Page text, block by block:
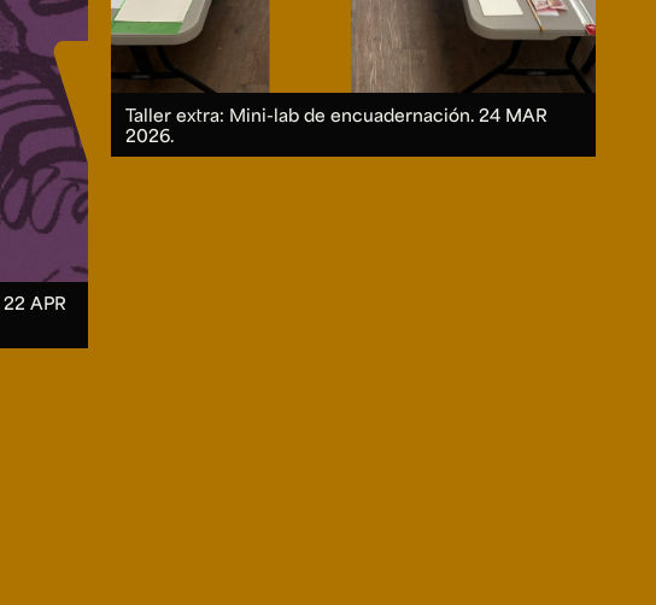
22 APR
Taller extra: Mini-lab de encuadernación.24 MAR
2026.